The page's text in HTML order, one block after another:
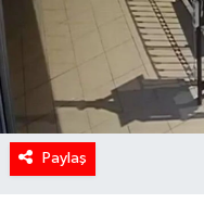
Paylaş